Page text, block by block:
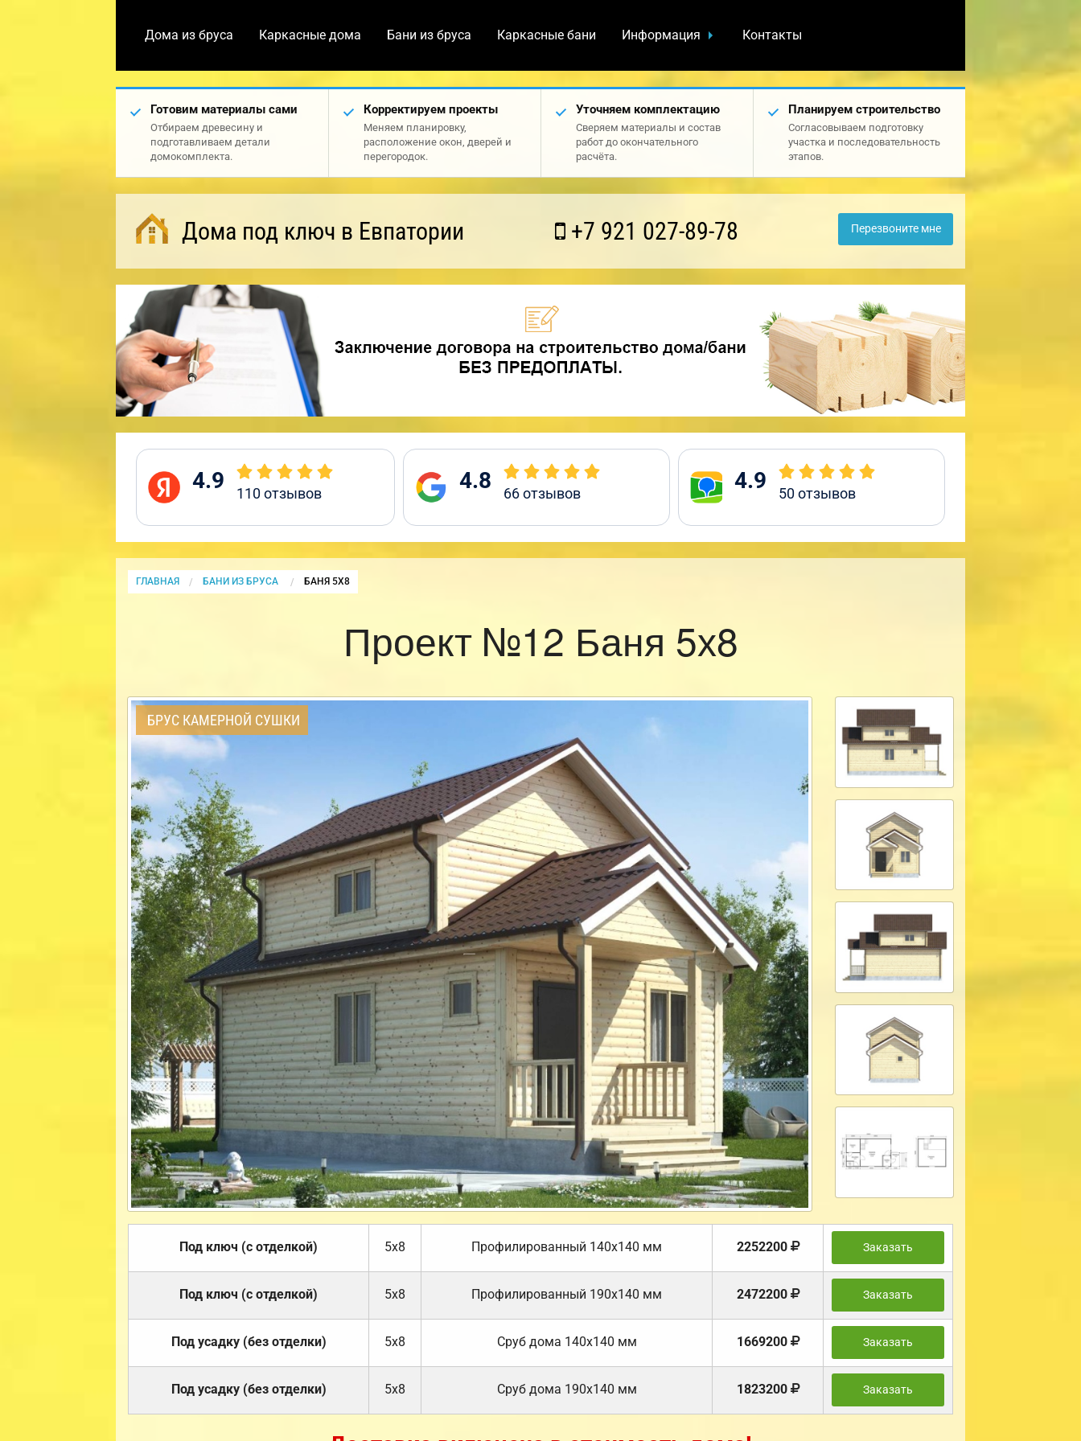
Дома из бруса Каркасные дома Бани из бруса Каркасные бани Информация Контакты
Готовим материалы сами
Отбираем древесину и
подготавливаем детали
домокомплекта.
Корректируем проекты
Меняем планировку,
расположение окон, дверей и
перегородок.
Уточняем комплектацию
Сверяем материалы и состав
работ до окончательного
расчёта.
Планируем строительство
Согласовываем подготовку
участка и последовательность
этапов.
Дома под ключ в Евпатории +7 921 027-89-78 Перезвоните мне
4.9 110отзывов 4.8 66отзывов 4.9 50отзывов
ГЛАВНАЯ БАНИ ИЗ БРУСА CURRENT:
БАНЯ 5Х8
Проект №12 Баня 5х8
БРУС КАМЕРНОЙ СУШКИ
Под ключ (с отделкой) 5х8 Профилированный 140х140 мм 2252200 Заказать
Под ключ (с отделкой) 5х8 Профилированный 190х140 мм 2472200 Заказать
Под усадку (без отделки) 5х8 Cруб дома 140х140 мм 1669200 Заказать
Под усадку (без отделки) 5х8 Cруб дома 190х140 мм 1823200 Заказать